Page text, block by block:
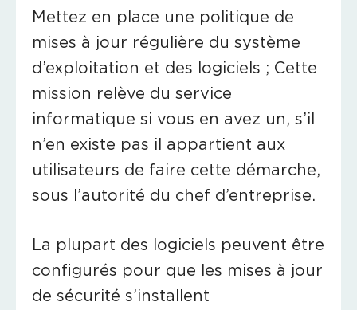
Mettez en place une politique de
mises à jour régulière du système
d’exploitation et des logiciels ; Cette
mission relève du service
informatique si vous en avez un, s’il
n’en existe pas il appartient aux
utilisateurs de faire cette démarche,
sous l’autorité du chef d’entreprise.
La plupart des logiciels peuvent être
configurés pour que les mises à jour
de sécurité s’installent